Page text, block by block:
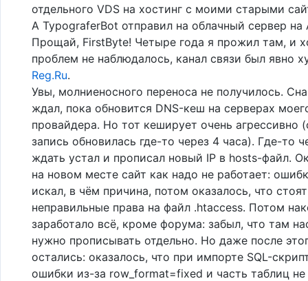
отдельного VDS на хостинг с моими старыми
А TypograferBot отправил на облачный сервер на
Прощай, FirstByte! Четыре года я прожил там, и
проблем не наблюдалось, канал связи был явно
Reg.Ru.
Увы, молниеносного переноса не получилось.
ждал, пока обновится DNS-кеш на серверах
провайдера. Но тот кеширует очень агрессивно
запись обновилась где-то через 4 часа). Где-то
ждать устал и прописал новый IP в hosts-файл.
на новом месте сайт как надо не работает:
искал, в чём причина, потом оказалось, что стоят
неправильные права на файл .htaccess. Потом
заработало всё, кроме форума: забыл, что там
нужно прописывать отдельно. Но даже после
остались: оказалось, что при импорте SQL-
ошибки из-за row_format=fixed и часть таблиц не